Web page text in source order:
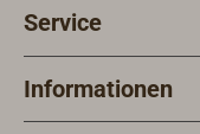
Service
Informationen